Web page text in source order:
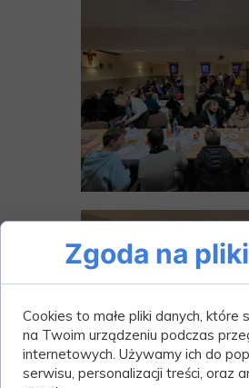
Zgoda na
Cookies to małe pliki danych, które
na Twoim urządzeniu podczas
internetowych. Używamy ich do
serwisu, personalizacji treści, oraz